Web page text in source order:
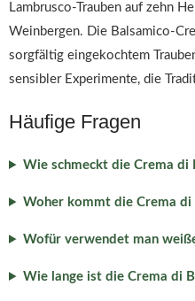
Lambrusco-Trauben auf zehn
Weinbergen. Die Balsamico-
sorgfältig eingekochtem
sensibler Experimente, die
Häufige Fragen
Wie schmeckt die Crema di
Woher kommt die Crema di
Wofür verwendet man
Wie lange ist die Crema di